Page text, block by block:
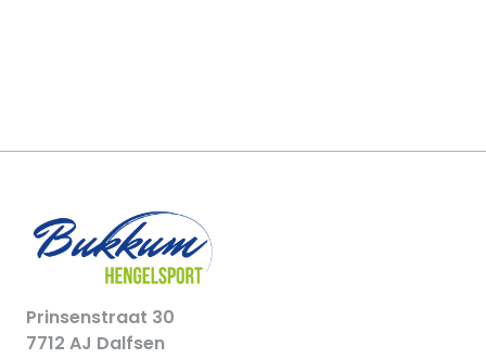
Prinsenstraat 30
7712 AJ Dalfsen